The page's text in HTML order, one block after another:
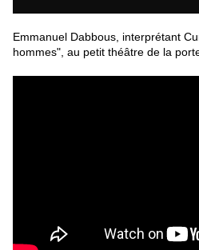
Emmanuel Dabbous, interprétant
hommes", au petit théâtre de la